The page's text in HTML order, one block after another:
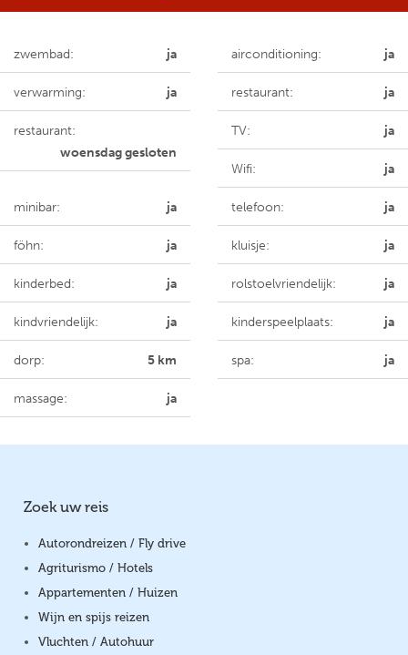
zwembad: ja airconditioning: ja
verwarming: ja restaurant: ja
restaurant:
woensdag gesloten
TV: ja
Wifi: ja
minibar: ja telefoon: ja
föhn: ja kluisje: ja
kinderbed: ja rolstoelvriendelijk: ja
kindvriendelijk: ja kinderspeelplaats: ja
dorp: 5 km spa: ja
massage: ja
Zoek uw reis
Autorondreizen / Fly drive
Agriturismo / Hotels
Appartementen / Huizen
Wijn en spijs reizen
Vluchten / Autohuur